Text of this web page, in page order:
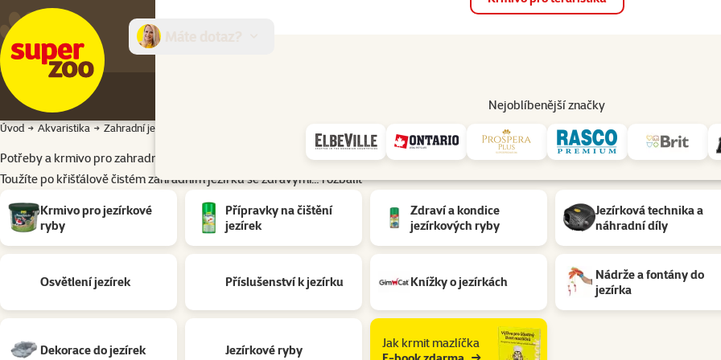
Nejoblíbenější značky
Prodejny Služby
Úvod Akvaristika Zahradní jezírka
Potřeby a krmivo pro zahradní jezírka
Toužíte po křišťálově čistém zahradním jezírku se zdravými…rozbalit
Podkategorie
Krmivo pro jezírkové
ryby
Přípravky na čištění
jezírek
Zdraví a kondice
jezírkových ryby
Jezírková technika a
náhradní díly
Osvětlení jezírek Příslušenství k jezírku Knížky o jezírkách
Nádrže a fontány do
jezírka
Dekorace do jezírek Jezírkové ryby
Jak krmit mazlíčka